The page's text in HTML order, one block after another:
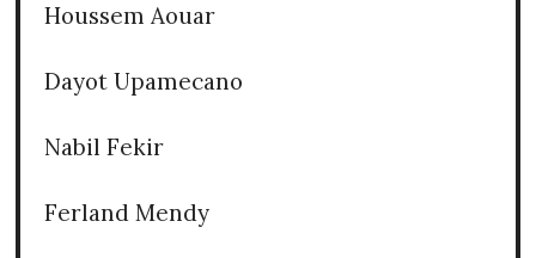
Houssem Aouar
Dayot Upamecano
Nabil Fekir
Ferland Mendy